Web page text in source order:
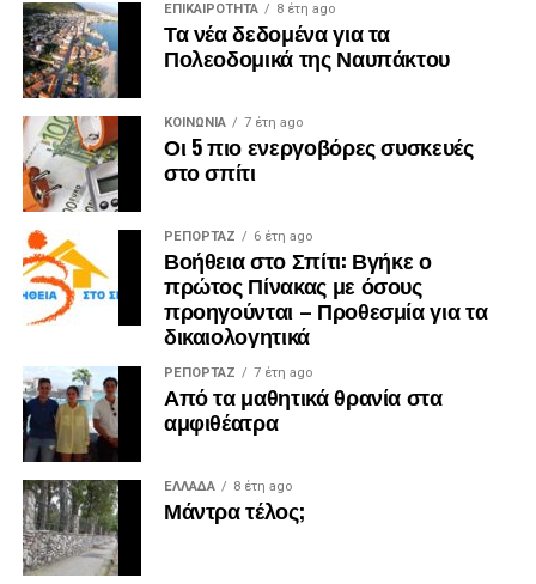
ΕΠΙΚΑΙΡΟΤΗΤΑ 8 έτη ago
Τα νέα δεδομένα για τα
Πολεοδομικά της Ναυπάκτου
ΚΟΙΝΩΝΙΑ 7 έτη ago
Οι 5 πιο ενεργοβόρες συσκευές
στο σπίτι
ΡΕΠΟΡΤΑΖ 6 έτη ago
Βοήθεια στο Σπίτι: Βγήκε ο
πρώτος Πίνακας με όσους
προηγούνται – Προθεσμία για τα
δικαιολογητικά
ΡΕΠΟΡΤΑΖ 7 έτη ago
Από τα μαθητικά θρανία στα
αμφιθέατρα
ΕΛΛΑΔΑ 8 έτη ago
Μάντρα τέλος;